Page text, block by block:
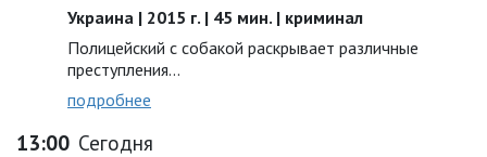
Украина | 2015 г. | 45 мин. | криминал
Полицейский с собакой раскрывает различные
преступления...
подробнее
13:00 Сегодня